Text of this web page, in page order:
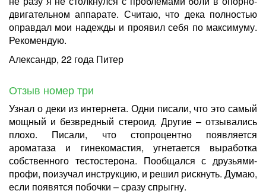
двигательном аппарате. Считаю, что дека полностью
оправдал мои надежды и проявил себя по максимуму.
Рекомендую.
Александр, 22 года Питер
Отзыв номер три
Узнал о деки из интернета. Одни писали, что это самый
мощный и безвредный стероид. Другие – отзывались
плохо. Писали, что стопроцентно появляется
ароматаза и гинекомастия, угнетается выработка
собственного тестостерона. Пообщался с друзьями-
профи, поизучал инструкцию, и решил рискнуть. Думаю,
если появятся побочки – сразу спрыгну.